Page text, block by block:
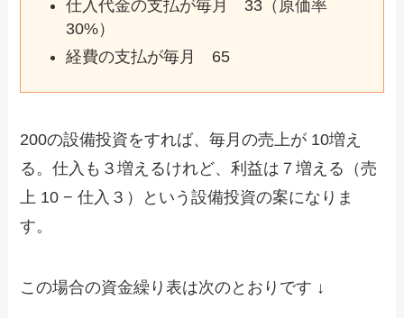
仕入代金の支払が毎月 33（原価率
30%）
経費の支払が毎月 65
200の設備投資をすれば、毎月の売上が 10増え
る。仕入も３増えるけれど、利益は７増える（売
上 10 − 仕入３）という設備投資の案になりま
す。
この場合の資金繰り表は次のとおりです ↓